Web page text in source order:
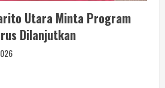
Utara Minta Program
Dilanjutkan